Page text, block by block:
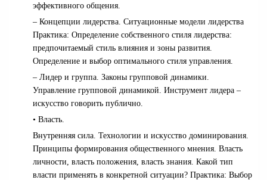
эффективного общения.
– Концепции лидерства. Ситуационные модели лидерства
Практика: Определение собственного стиля лидерства:
предпочитаемый стиль влияния и зоны развития.
Определение и выбор оптимального стиля управления.
– Лидер и группа. Законы групповой динамики.
Управление групповой динамикой. Инструмент лидера –
искусство говорить публично.
• Власть.
Внутренняя сила. Технологии и искусство доминирования.
Принципы формирования общественного мнения. Власть
личности, власть положения, власть знания. Какой тип
власти применять в конкретной ситуации? Практика: Выбор